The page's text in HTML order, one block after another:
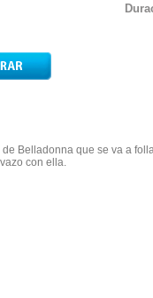
Belladonna que se va a
con ella.